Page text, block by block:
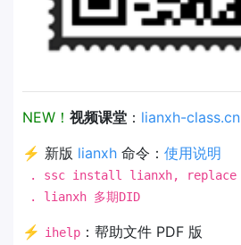
NEW！ 视频课堂 ： lianxh-class.cn
⚡ 新版 lianxh 命令： 使用说明
. ssc install lianxh, replace
. lianxh 多期DID
⚡ ihelp ：帮助文件 PDF 版